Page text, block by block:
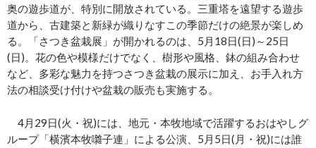
奥の遊歩道が、特別に開放されている。三重塔を遠望する遊歩
道から、古建築と新緑が織りなすこの季節だけの絶景が楽しめ
る。「さつき盆栽展」が開かれるのは、5月18日(日)～25日
(日)。花の色や模様だけでなく、樹形や風格、鉢の組み合わせ
など、多彩な魅力を持つさつき盆栽の展示に加え、お手入れ方
法の相談受け付けや盆栽の販売も実施する。
4月29日(火・祝)には、地元・本牧地域で活躍するおはやしグ
ループ「横濱本牧囃子連」による公演、5月5日(月・祝)には誰